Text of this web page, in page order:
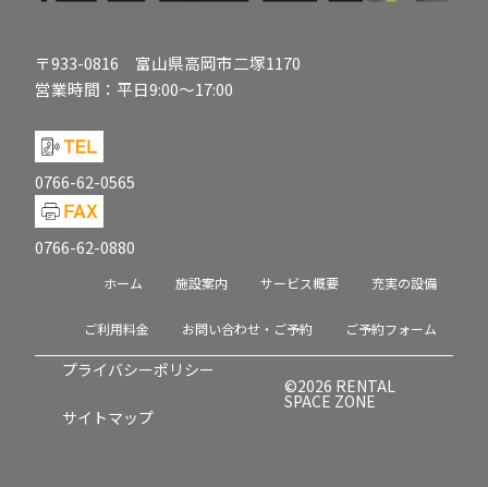
〒933-0816 富山県高岡市二塚1170
営業時間：平日9:00～17:00
0766-62-0565
0766-62-0880
ホーム 施設案内 サービス概要 充実の設備
ご利用料金 お問い合わせ・ご予約 ご予約フォーム
プライバシーポリシー
サイトマップ
©2026 RENTAL
SPACE ZONE